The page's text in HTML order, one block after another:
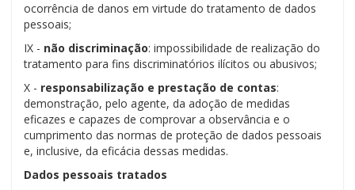
ocorrência de danos em virtude do tratamento de dados
pessoais;
IX - não discriminação: impossibilidade de realização do
tratamento para fins discriminatórios ilícitos ou abusivos;
X - responsabilização e prestação de contas:
demonstração, pelo agente, da adoção de medidas
eficazes e capazes de comprovar a observância e o
cumprimento das normas de proteção de dados pessoais
e, inclusive, da eficácia dessas medidas.
Dados pessoais tratados